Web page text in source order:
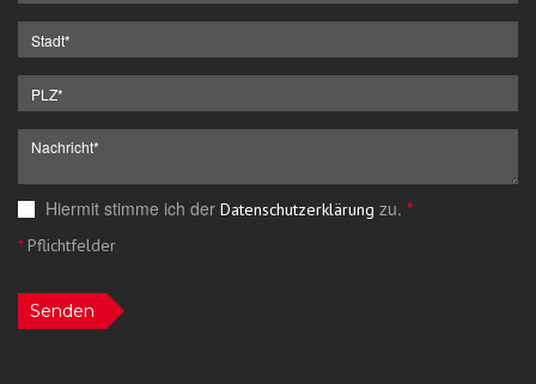
Hiermit stimme ich der Datenschutzerklärung zu. *
*Pflichtfelder
Senden